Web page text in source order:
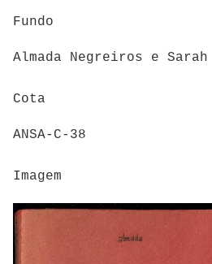
Fundo
Almada Negreiros e
Cota
ANSA-C-38
Imagem